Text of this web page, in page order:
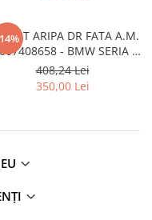
ARIPA DR FATA A.M.
- BMW SERIA 2
F45 F46
408,24 Lei
350,00 Lei